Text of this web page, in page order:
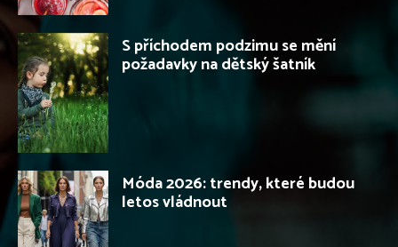
S příchodem podzimu se mění
požadavky na dětský šatník
Móda 2026: trendy, které budou
letos vládnout